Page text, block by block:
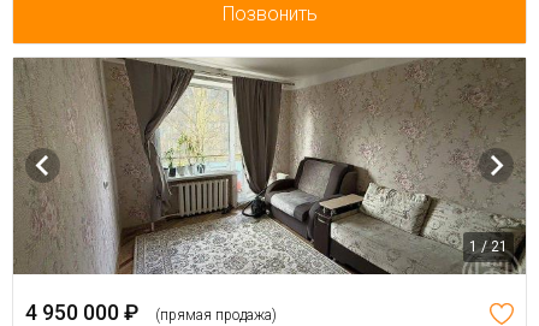
Позвонить
1 / 21
4 950 000 ₽ (прямая продажа)